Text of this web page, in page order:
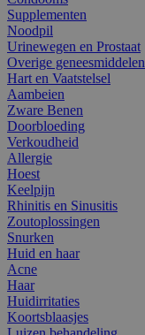
Supplementen
Noodpil
Urinewegen en Prostaat
Overige geneesmiddelen
Hart en Vaatstelsel
Aambeien
Zware Benen
Doorbloeding
Verkoudheid
Allergie
Hoest
Keelpijn
Rhinitis en Sinusitis
Zoutoplossingen
Snurken
Huid en haar
Acne
Haar
Huidirritaties
Koortsblaasjes